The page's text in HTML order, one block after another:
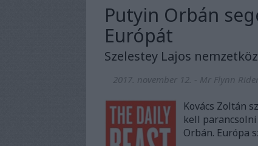
Putyin Orbán
Európát
Szelestey Lajos
2017. november 12. - Mr Flynn
Kovács Zoltán
kell
Orbán. Európa